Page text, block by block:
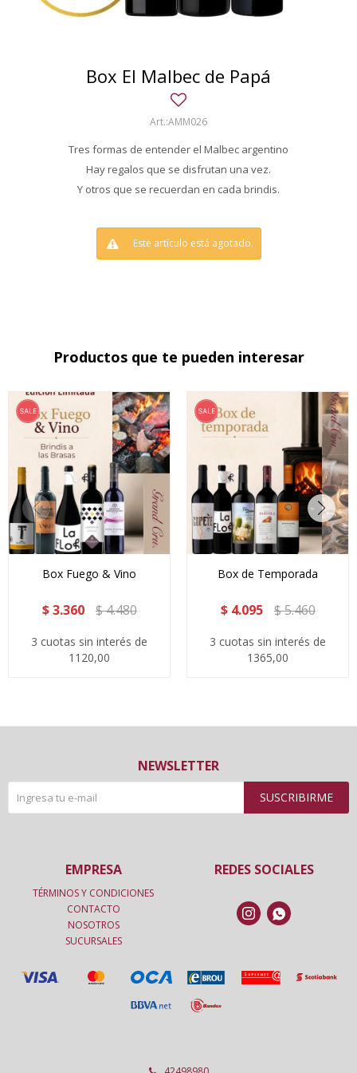
Box El Malbec de Papá
AMM026
Tres formas de entender el Malbec argentino
Hay regalos que se disfrutan una vez.
Y otros que se recuerdan en cada brindis.
Este artículo está agotado.
Productos que te pueden interesar
Box Fuego & Vino
$ 3.360 $4.480
3 cuotas sin interés de
1120,00
Box de Temporada
$ 4.095 $5.460
3 cuotas sin interés de
1365,00
NEWSLETTER
SUSCRIBIRME
REDES SOCIALES
 
EMPRESA
TÉRMINOS Y CONDICIONES
CONTACTO
NOSOTROS
SUCURSALES